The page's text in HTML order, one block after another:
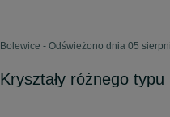
Bolewice - Odświeżono dnia 05
Kryształy różnego typu